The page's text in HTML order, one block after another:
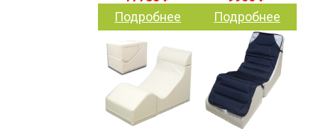
Подробнее
Подробнее